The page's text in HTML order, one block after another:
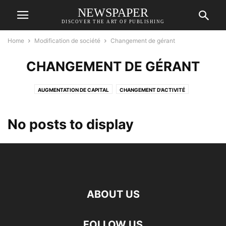
NEWSPAPER
DISCOVER THE ART OF PUBLISHING
Home Modification de société Changement de gérant
CHANGEMENT DE GÉRANT
AUGMENTATION DE CAPITAL CHANGEMENT D'ACTIVITÉ
TRANSFORMATION DE LA FORME JURIDIQUE
No posts to display
ABOUT US